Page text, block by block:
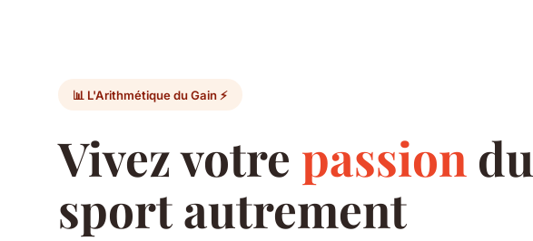
📊 L'Arithmétique du Gain ⚡
Vivez votre passion du
sport autrement